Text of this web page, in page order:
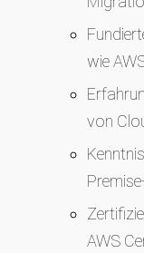
wie
von
AWS